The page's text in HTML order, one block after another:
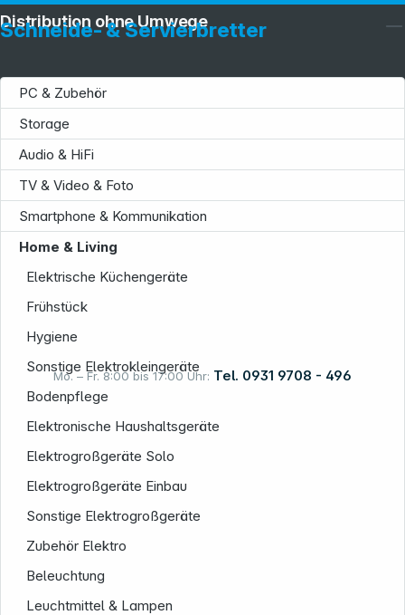
Mo. – Fr. 8:00 bis 17:00 Uhr: Tel. 0931 9708 - 496
Schneide- & Servierbretter
PC & Zubehör
Storage
Audio & HiFi
TV & Video & Foto
Smartphone & Kommunikation
Home & Living
Elektrische Küchengeräte
Frühstück
Hygiene
Sonstige Elektrokleingeräte
Bodenpflege
Elektronische Haushaltsgeräte
Elektrogroßgeräte Solo
Elektrogroßgeräte Einbau
Sonstige Elektrogroßgeräte
Zubehör Elektro
Beleuchtung
Leuchtmittel & Lampen
Distribution ohne Umwege
Service
Informationen